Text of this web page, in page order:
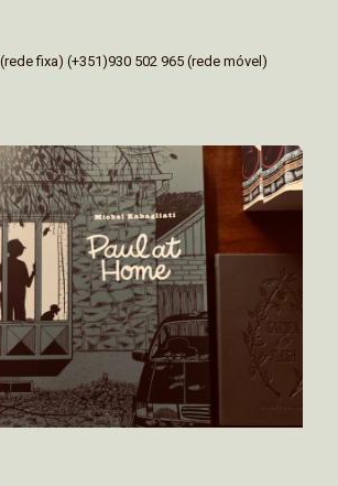
fixa) (+351)930 502 965 (rede móvel)